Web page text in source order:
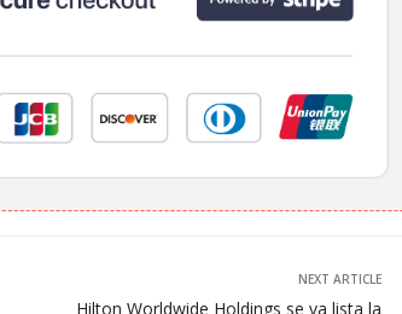
NEXT ARTICLE
Hilton Worldwide Holdings se va lista la